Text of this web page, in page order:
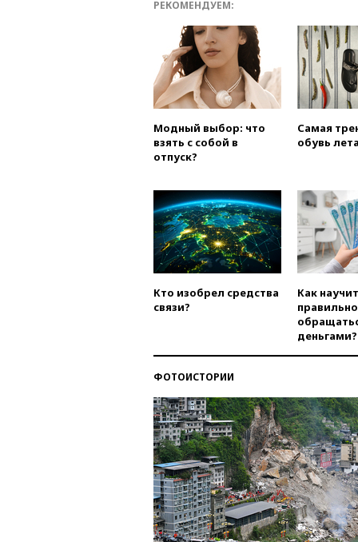
РЕКОМЕНДУЕМ:
Модный выбор: что
взять с собой в
отпуск?
Самая
обувь
Кто изобрел средства
связи?
Как
правильно
деньгами?
ФОТОИСТОРИИ